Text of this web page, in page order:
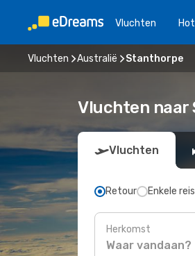
Vluchten
Vluchten Australië Stanthorpe
Vluchten naar
Vluchten
Retour Enkele reis
Herkomst